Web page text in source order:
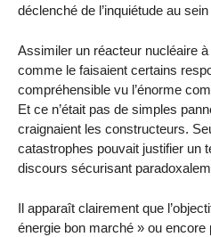
déclenché de l’inquiétude au
Assimiler un réacteur nucléaire
comme le faisaient certains
compréhensible vu l’énorme
Et ce n’était pas de simples
craignaient les constructeurs.
catastrophes pouvait justifier un
discours sécurisant
Il apparaît clairement que
énergie bon marché » ou